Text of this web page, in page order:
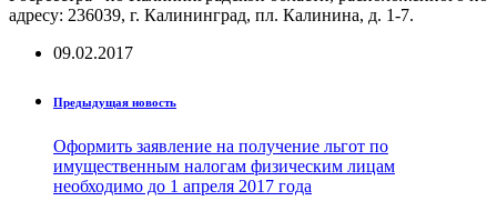
адресу: 236039, г. Калининград, пл. Калинина, д. 1-7.
09.02.2017
Предыдущая новость
Оформить заявление на получение льгот по
имущественным налогам физическим лицам
необходимо до 1 апреля 2017 года